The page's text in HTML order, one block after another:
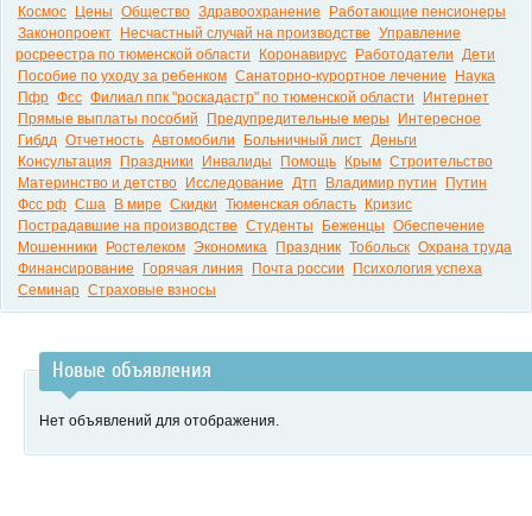
Космос
Цены Общество Здравоохранение
Работающие пенсионеры
Законопроект
Несчастный случай на производстве Управление
росреестра по тюменской области
Коронавирус Работодатели Дети
Пособие по уходу за ребенком Санаторно-курортное лечение
Наука
Пфр Фсс Филиал ппк "роскадастр" по тюменской области
Интернет
Прямые выплаты пособий
Предупредительные меры
Интересное
Гибдд Отчетность Автомобили Больничный лист Деньги
Консультация
Праздники Инвалиды Помощь Крым Строительство
Материнство и детство
Исследование Дтп Владимир путин
Путин
Фсс рф Сша В мире Скидки Тюменская область
Кризис
Пострадавшие на производстве Студенты Беженцы Обеспечение
Мошенники
Ростелеком Экономика Праздник Тобольск Охрана труда
Финансирование
Горячая линия Почта россии
Психология успеха
Семинар Страховые взносы
Новые объявления
Нет объявлений для отображения.